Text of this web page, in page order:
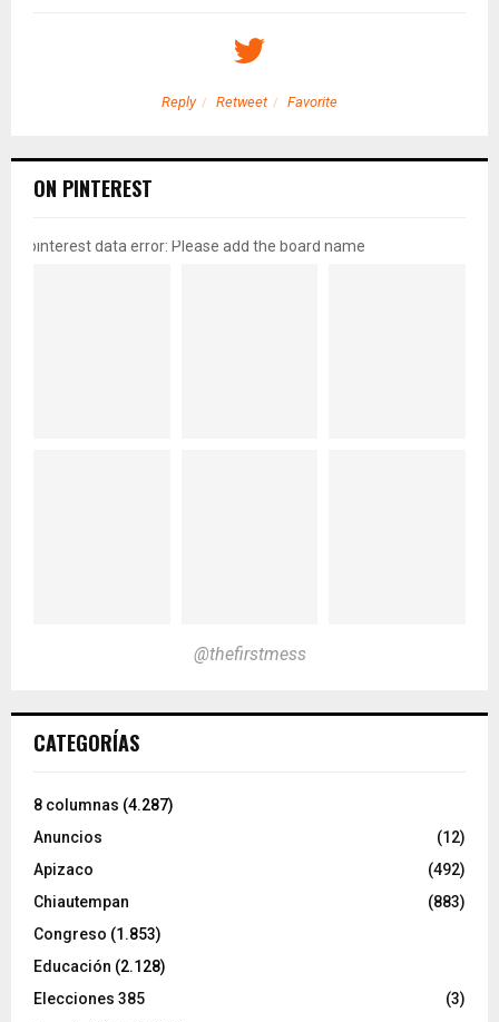
Reply Retweet Favorite
ON PINTEREST
pinterest data error: Please add the board name
@thefirstmess
CATEGORÍAS
8 columnas (4.287)
Anuncios
(12)
Apizaco
(492)
Chiautempan
(883)
Congreso (1.853)
Educación (2.128)
Elecciones 385
(3)